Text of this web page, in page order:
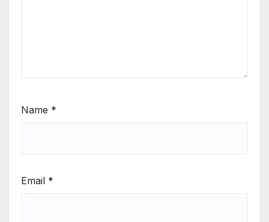
Name *
Email *